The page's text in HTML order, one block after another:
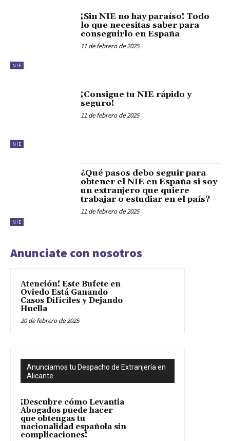
NIE
¡Sin NIE no hay paraíso! Todo
lo que necesitas saber para
conseguirlo en España
11 de febrero de 2025
NIE
¡Consigue tu NIE rápido y
seguro!
11 de febrero de 2025
NIE
¿Qué pasos debo seguir para
obtener el NIE en España si soy
un extranjero que quiere
trabajar o estudiar en el país?
11 de febrero de 2025
Anunciate con nosotros
Atención! Este Bufete en
Oviedo Está Ganando
Casos Difíciles y Dejando
Huella
20 de febrero de 2025
Anunciamos tu Despacho de Extranjería en
Alicante
¡Descubre cómo Levantia
Abogados puede hacer
que obtengas tu
nacionalidad española sin
complicaciones!